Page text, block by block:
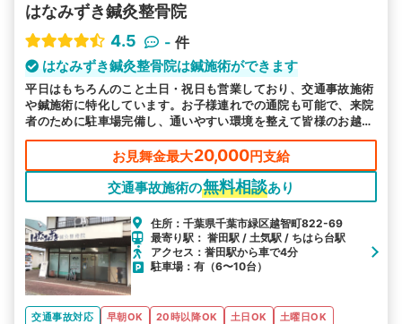
はなみずき鍼灸整骨院
4.5
- 件
はなみずき鍼灸整骨院は鍼施術ができます
平日はもちろんのこと土日・祝日も営業しており、交通事故施術
や鍼施術に特化しています。お子様連れでの通院も可能で、来院
者のために駐車場完備し、通いやすい環境を整えて皆様のお越し
をお待ちしております。
お見舞金最大20,000円支給
交通事故施術の無料相談あり
住所：千葉県千葉市緑区越智町822-69
最寄り駅： 誉田駅 / 土気駅 / ちはら台駅
アクセス：誉田駅から車で4分
駐車場：有（6〜10台）
交通事故対応 早朝OK 20時以降OK 土日OK
土曜日OK